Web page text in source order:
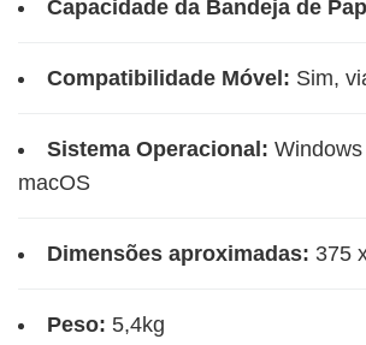
Capacidade da Bandeja de
Compatibilidade Móvel: Sim,
Sistema Operacional:
macOS
Dimensões aproximadas: 375
Peso: 5,4kg